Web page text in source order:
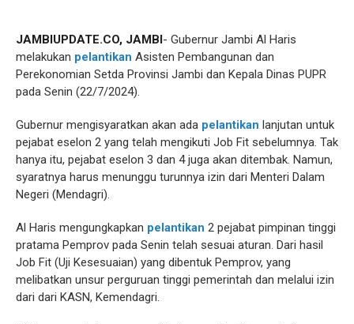
JAMBIUPDATE.CO, JAMBI- Gubernur Jambi Al Haris
melakukan pelantikan Asisten Pembangunan dan
Perekonomian Setda Provinsi Jambi dan Kepala Dinas PUPR
pada Senin (22/7/2024).
Gubernur mengisyaratkan akan ada pelantikan lanjutan untuk
pejabat eselon 2 yang telah mengikuti Job Fit sebelumnya. Tak
hanya itu, pejabat eselon 3 dan 4 juga akan ditembak. Namun,
syaratnya harus menunggu turunnya izin dari Menteri Dalam
Negeri (Mendagri).
Al Haris mengungkapkan pelantikan 2 pejabat pimpinan tinggi
pratama Pemprov pada Senin telah sesuai aturan. Dari hasil
Job Fit (Uji Kesesuaian) yang dibentuk Pemprov, yang
melibatkan unsur perguruan tinggi pemerintah dan melalui izin
dari dari KASN, Kemendagri.